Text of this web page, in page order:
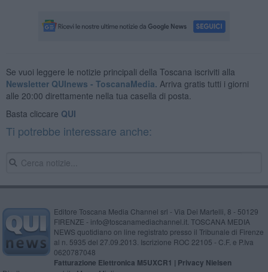
Se vuoi leggere le notizie principali della Toscana iscriviti alla
Newsletter QUInews - ToscanaMedia. Arriva gratis tutti i giorni
alle 20:00 direttamente nella tua casella di posta.
Basta cliccare QUI
Ti potrebbe interessare anche:
Editore Toscana Media Channel srl - Via Dei Martelli, 8 - 50129
FIRENZE - info@toscanamediachannel.it. TOSCANA MEDIA
NEWS quotidiano on line registrato presso il Tribunale di Firenze
al n. 5935 del 27.09.2013. Iscrizione ROC 22105 - C.F. e P.Iva
0620787048
Fatturazione Elettronica M5UXCR1 | Privacy Nielsen